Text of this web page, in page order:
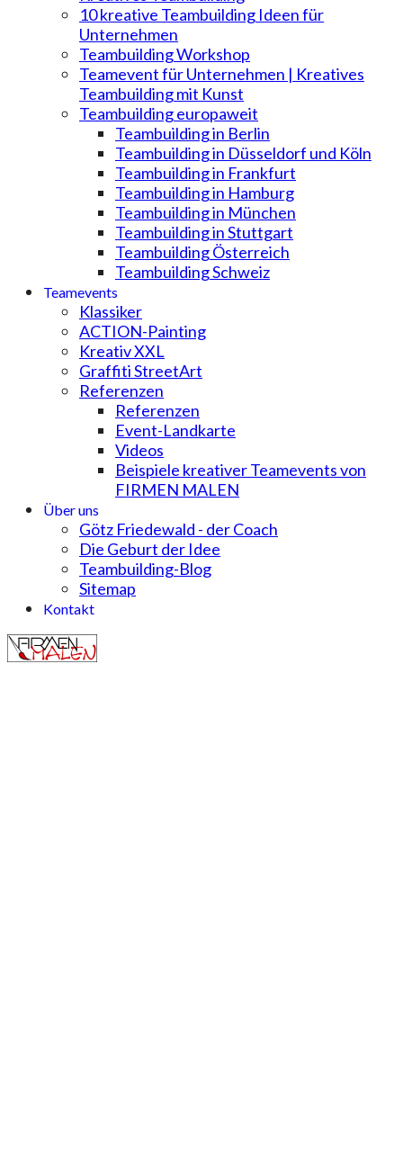
10 kreative Teambuilding Ideen für
Unternehmen
Teambuilding Workshop
Teamevent für Unternehmen | Kreatives
Teambuilding mit Kunst
Teambuilding europaweit
Teambuilding in Berlin
Teambuilding in Düsseldorf und Köln
Teambuilding in Frankfurt
Teambuilding in Hamburg
Teambuilding in München
Teambuilding in Stuttgart
Teambuilding Österreich
Teambuilding Schweiz
Teamevents
Klassiker
ACTION-Painting
Kreativ XXL
Graffiti StreetArt
Referenzen
Referenzen
Event-Landkarte
Videos
Beispiele kreativer Teamevents von
FIRMEN MALEN
Über uns
Götz Friedewald - der Coach
Die Geburt der Idee
Teambuilding-Blog
Sitemap
Kontakt